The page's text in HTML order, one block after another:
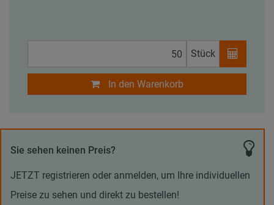
Stück
In den Warenkorb
Sie sehen keinen Preis?
JETZT registrieren oder anmelden, um Ihre individuellen
Preise zu sehen und direkt zu bestellen!